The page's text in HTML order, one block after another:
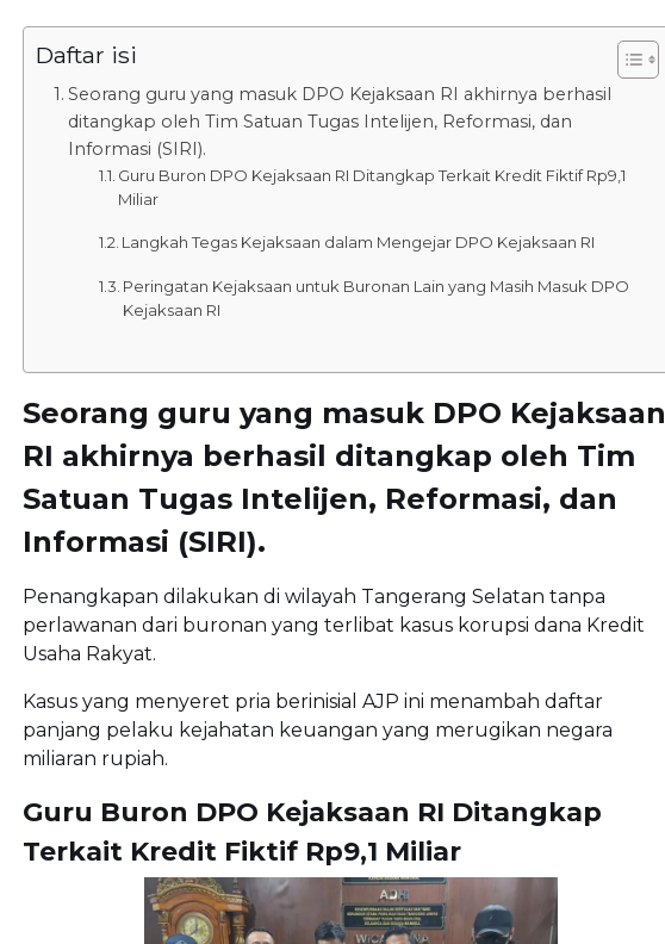
Daftar isi
Seorang guru yang masuk DPO Kejaksaan RI akhirnya berhasil
ditangkap oleh Tim Satuan Tugas Intelijen, Reformasi, dan
Informasi (SIRI).
Guru Buron DPO Kejaksaan RI Ditangkap Terkait Kredit Fiktif Rp9,1
Miliar
Langkah Tegas Kejaksaan dalam Mengejar DPO Kejaksaan RI
Peringatan Kejaksaan untuk Buronan Lain yang Masih Masuk DPO
Kejaksaan RI
Seorang guru yang masuk DPO Kejaksaan
RI akhirnya berhasil ditangkap oleh Tim
Satuan Tugas Intelijen, Reformasi, dan
Informasi (SIRI).
Penangkapan dilakukan di wilayah Tangerang Selatan tanpa
perlawanan dari buronan yang terlibat kasus korupsi dana Kredit
Usaha Rakyat.
Kasus yang menyeret pria berinisial AJP ini menambah daftar
panjang pelaku kejahatan keuangan yang merugikan negara
miliaran rupiah.
Guru Buron DPO Kejaksaan RI Ditangkap
Terkait Kredit Fiktif Rp9,1 Miliar